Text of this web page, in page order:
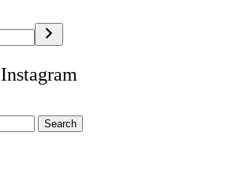
Instagram
Search